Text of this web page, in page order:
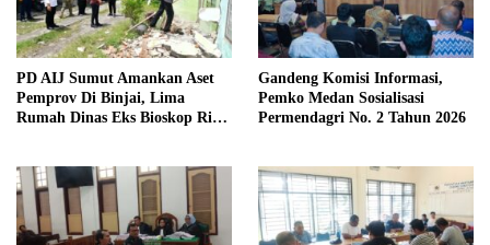
PD AIJ Sumut Amankan Aset
Pemprov Di Binjai, Lima
Rumah Dinas Eks Bioskop Ria
Gandeng Komisi Informasi,
Pemko Medan Sosialisasi
Permendagri No. 2 Tahun 2026